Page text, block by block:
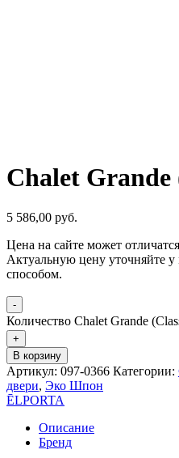
Chalet Grande
5 586,00 руб.
Цена на сайте может
Актуальную цену уточняйте
способом.
-
Количество Chalet Grande
+
В корзину
Артикул: 097-0366 Категории:
двери, Эко Шпон
ĒLPORTA
Описание
Бренд